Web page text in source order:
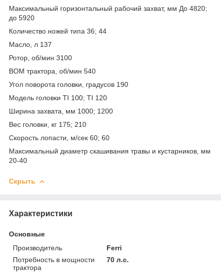
Максимальный горизонтальный рабочий захват, мм До 4820;
до 5920
Количество ножей типа 36; 44
Масло, л 137
Ротор, об/мин 3100
ВОМ трактора, об/мин 540
Угол поворота головки, градусов 190
Модель головки TI 100; TI 120
Ширина захвата, мм 1000; 1200
Вес головки, кг 175; 210
Скорость лопасти, м/сек 60; 60
Максимальный диаметр скашивания травы и кустарников, мм
20-40
Скрыть
Характеристики
Основные
Производитель
Ferri
Потребность в мощности
трактора
70 л.с.